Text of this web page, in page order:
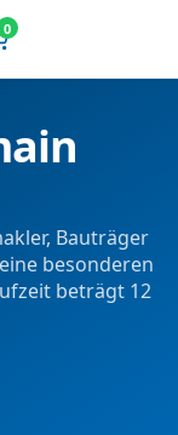
0
Bauträger
besonderen
beträgt 12